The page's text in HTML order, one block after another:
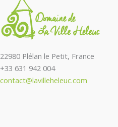
22980 Plélan le Petit, France
+33 631 942 004
contact@lavilleheleuc.com